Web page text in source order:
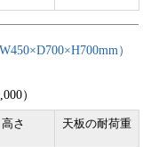
）
）
高さ 天板の耐荷重